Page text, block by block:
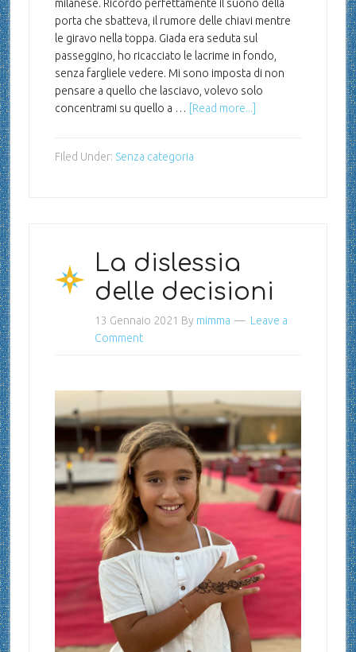
milanese. Ricordo perfettamente il suono della
porta che sbatteva, il rumore delle chiavi mentre
le giravo nella toppa. Giada era seduta sul
passeggino, ho ricacciato le lacrime in fondo,
senza fargliele vedere. Mi sono imposta di non
pensare a quello che lasciavo, volevo solo
concentrami su quello a …
[Read more...]
Filed Under: Senza categoria
La dislessia
delle decisioni
13 Gennaio 2021 By mimma
Leave a
Comment